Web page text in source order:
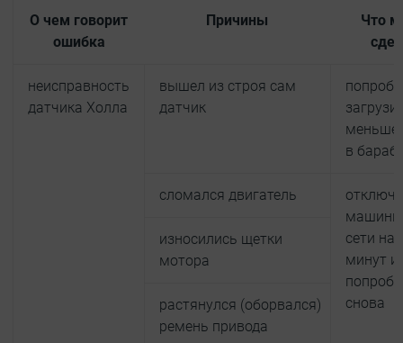
О чем говорит
ошибка
Причины
Что
неисправность
датчика Холла
вышел из строя сам
датчик
меньше
в
сломался двигатель
сети на
минут и
снова
износились щетки
мотора
растянулся (оборвался)
ремень привода